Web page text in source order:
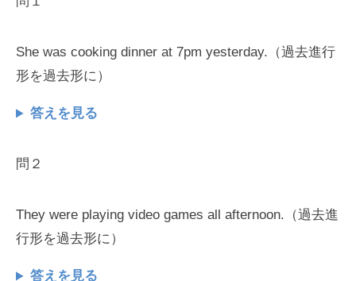
She was cooking dinner at 7pm yesterday.（過去進行
形を過去形に）
答えを見る
問２
They were playing video games all afternoon.（過去進
行形を過去形に）
答えを見る